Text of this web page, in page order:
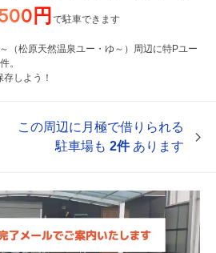
円で駐車できます
（松原天然温泉ユー・ゆ～）周辺に特Pユー
件。
しよう！
この周辺に月極で借りられる
駐車場も 2件あります